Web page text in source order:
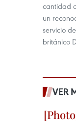
cantidad
un
servicio
británico
VER